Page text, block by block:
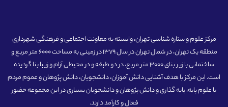
مرکز علوم و ستاره شناسی تهران، وابسته به معاونت اجتماعی و فرهنگی شهرداری
منطقه یک تهران، در شمال تهران در سال 1379 در زمینی به مساحت 6000 متر مربع و
ساختمانی با زیر بنای 3000 متر مربع، در دو طبقه و در محیطی آرام و زیبا بنا گردیده
است. این مرکز با هدف آشنایی دانش آموزان، دانشجویان، دانش پژوهان و عموم مردم
با علوم پایه، پایه گذاری و دانش پژوهان و دانشجویان بسیاری در این مجموعه حضور
فعال و کارآمد دارند.